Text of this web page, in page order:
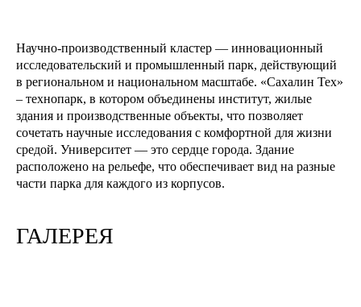
Научно-производственный кластер — инновационный
исследовательский и промышленный парк, действующий
в региональном и национальном масштабе. «Сахалин Тех»
– технопарк, в котором объединены институт, жилые
здания и производственные объекты, что позволяет
сочетать научные исследования с комфортной для жизни
средой. Университет — это сердце города. Здание
расположено на рельефе, что обеспечивает вид на разные
части парка для каждого из корпусов.
ГАЛЕРЕЯ